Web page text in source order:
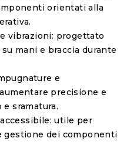
orientati alla
vibrazioni: progettato
mani e braccia durante
e
precisione e
sramatura.
: utile per
dei componenti